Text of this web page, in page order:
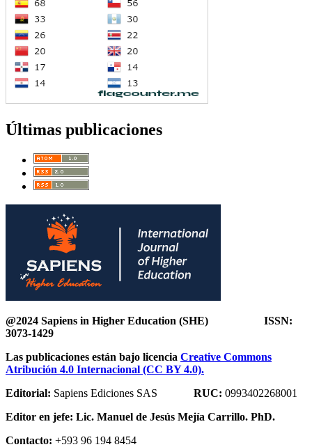
Últimas publicaciones
@2024 Sapiens in Higher Education (SHE) ISSN:
3073-1429
Las publicaciones están bajo licencia Creative Commons
Atribución 4.0 Internacional (CC BY 4.0).
Editorial: Sapiens Ediciones SAS RUC: 0993402268001
Editor en jefe: Lic. Manuel de Jesús Mejía Carrillo. PhD.
Contacto: +593 96 194 8454